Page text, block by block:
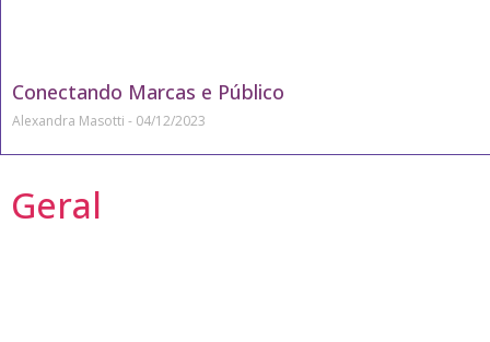
Conectando Marcas e Público
Alexandra Masotti 04/12/2023
Geral